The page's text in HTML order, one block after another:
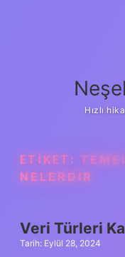
Hızlı
ETIKET:
NELERDIR
Veri Türleri
Tarih: Eylül 28, 2024